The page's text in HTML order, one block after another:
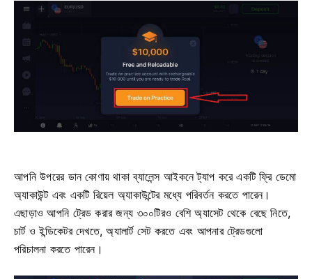
আপনি উপরের ডান কোণায় থাকা ব্যালেন্স আইকনে ট্যাপ করে একটি ফ্রি ডেমো
অ্যাকাউন্ট এবং একটি রিয়েল অ্যাকাউন্টের মধ্যে পরিবর্তন করতে পারেন।
এছাড়াও আপনি ট্রেড করার জন্য ৩০০টিরও বেশি অ্যাসেট থেকে বেছে নিতে,
চার্ট ও ইন্ডিকেটর দেখতে, অ্যালার্ট সেট করতে এবং আপনার ট্রেডগুলো
পরিচালনা করতে পারেন।